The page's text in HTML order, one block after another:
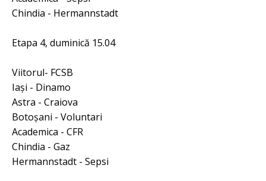
Chindia - Hermannstadt
Etapa 4, duminică 15.04
Viitorul- FCSB
Iaşi - Dinamo
Astra - Craiova
Botoşani - Voluntari
Academica - CFR
Chindia - Gaz
Hermannstadt - Sepsi